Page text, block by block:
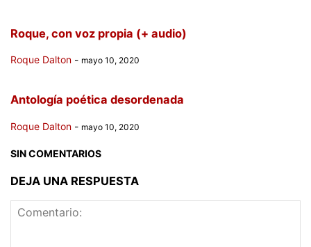
Roque, con voz propia (+ audio)
Roque Dalton - mayo 10, 2020
Antología poética desordenada
Roque Dalton - mayo 10, 2020
SIN COMENTARIOS
DEJA UNA RESPUESTA